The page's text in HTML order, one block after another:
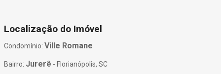
Localização do Imóvel
Condomínio: Ville Romane
Bairro: Jurerê - Florianópolis, SC